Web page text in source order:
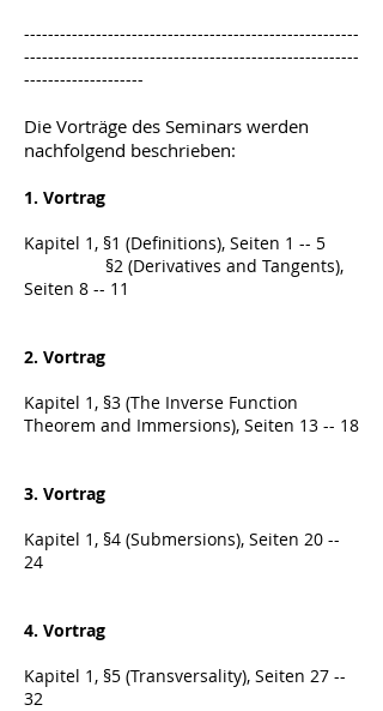
--------------------------------------------------------
--------------------------------------------------------
--------------------
Die Vorträge des Seminars werden
nachfolgend beschrieben:
1. Vortrag
Kapitel 1, §1 (Definitions), Seiten 1 -- 5
§2 (Derivatives and Tangents),
Seiten 8 -- 11
2. Vortrag
Kapitel 1, §3 (The Inverse Function
Theorem and Immersions), Seiten 13 -- 18
3. Vortrag
Kapitel 1, §4 (Submersions), Seiten 20 --
24
4. Vortrag
Kapitel 1, §5 (Transversality), Seiten 27 --
32